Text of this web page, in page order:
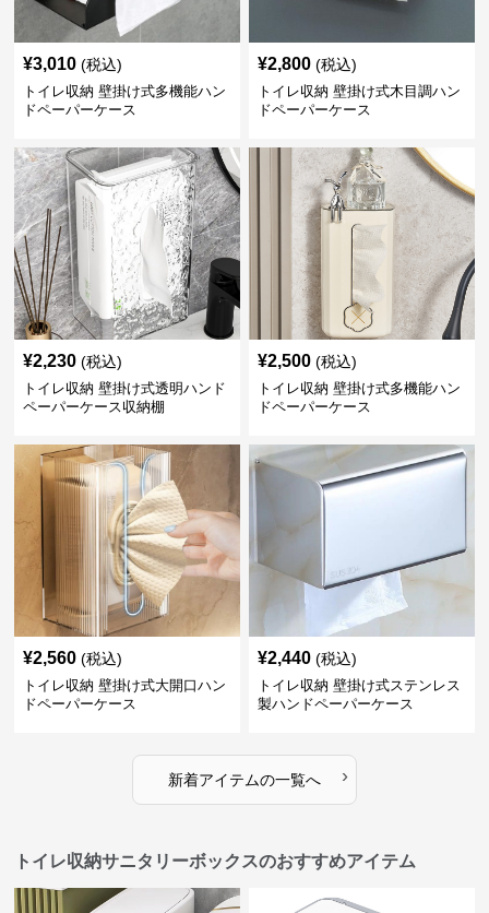
¥3,010 (税込)
トイレ収納 壁掛け式多機能ハン
ドペーパーケース
¥2,800 (税込)
トイレ収納 壁掛け式木目調ハン
ドペーパーケース
¥2,230 (税込)
トイレ収納 壁掛け式透明ハンド
ペーパーケース収納棚
¥2,500 (税込)
トイレ収納 壁掛け式多機能ハン
ドペーパーケース
¥2,560 (税込)
トイレ収納 壁掛け式大開口ハン
ドペーパーケース
¥2,440 (税込)
トイレ収納 壁掛け式ステンレス
製ハンドペーパーケース
新着アイテムの一覧へ ›
トイレ収納サニタリーボックスのおすすめアイテム